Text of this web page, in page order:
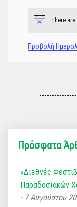
Notice There are
Προβολή
Πρόσφατα
«Διεθνές
Παραδοσιακών
7 Αυγούστου